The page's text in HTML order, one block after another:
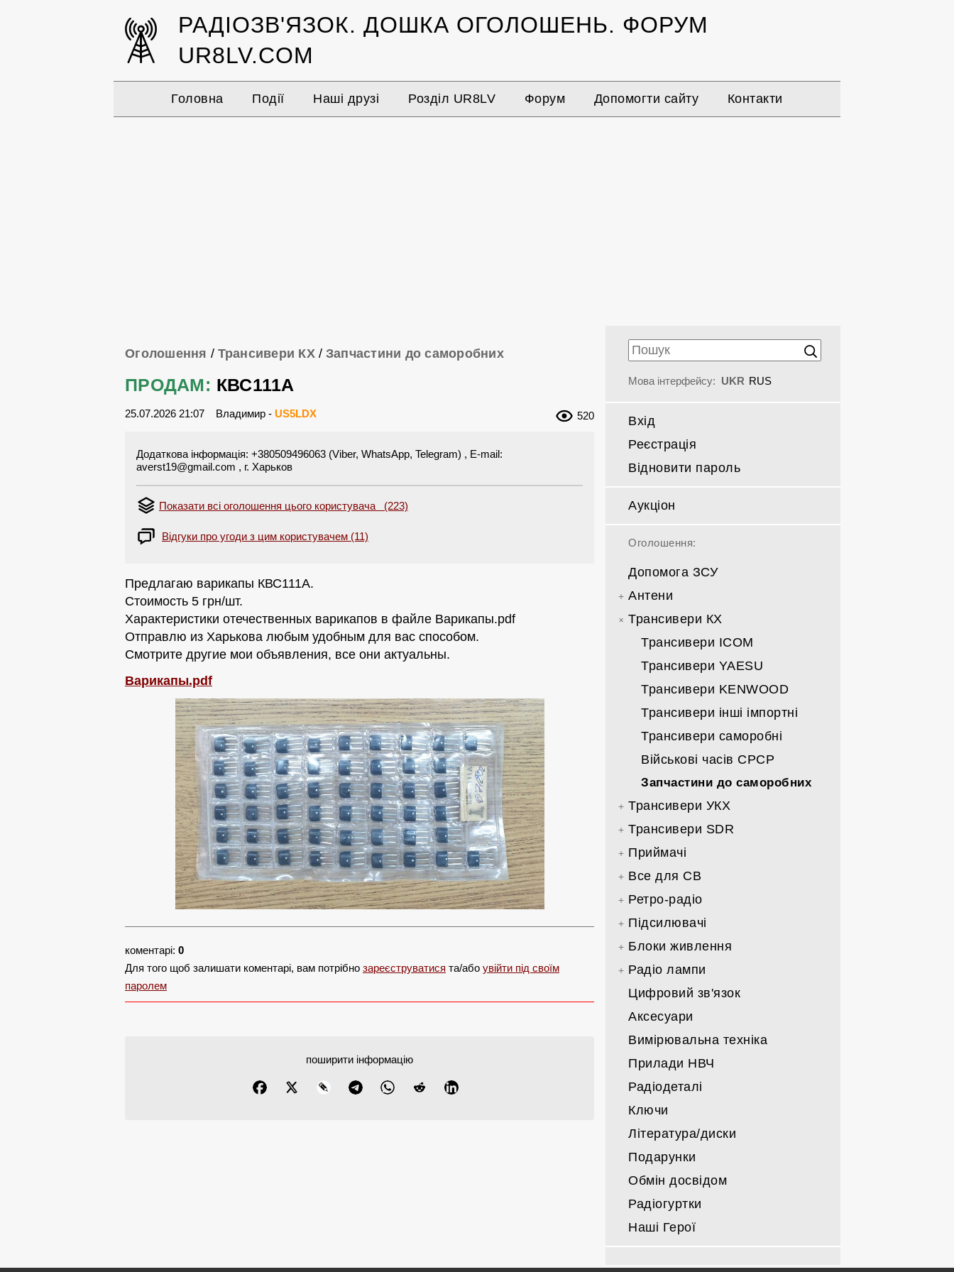
РАДІОЗВ'ЯЗОК. ДОШКА ОГОЛОШЕНЬ. ФОРУМ
UR8LV.COM
Головна Події Наші друзі Розділ UR8LV Форум Допомогти сайту Контакти
Оголошення / Трансивери КХ/ Запчастини до саморобних
ПРОДАМ: КВС111А
25.07.2026 21:07 Владимир - US5LDX 520
Додаткова інформація: +380509496063 (Viber, WhatsApp, Telegram) , E-mail:
averst19@gmail.com , г. Харьков
Показати всі оголошення цього користувача (223)
Відгуки про угоди з цим користувачем (11)
Предлагаю варикапы КВС111А.
Стоимость 5 грн/шт.
Характеристики отечественных варикапов в файле Варикапы.pdf
Отправлю из Харькова любым удобным для вас способом.
Смотрите другие мои объявления, все они актуальны.
Варикапы.pdf
коментарі: 0
Для того щоб залишати коментарі, вам потрібно зареєструватися та/або увійти під своїм
паролем
поширити інформацію
Мова інтерфейсу: UKR RUS
Вхід
Реєстрація
Відновити пароль
Аукціон
Оголошення:
Допомога ЗСУ
Антени
Спрямовані КВ
Спрямовані УКХ
Всі вертикали
Дротяні
Кабелі/щогли/поворотні
Трансивери КХ
Трансивери ICOM
Трансивери YAESU
Трансивери KENWOOD
Трансивери інші імпортні
Трансивери саморобні
Військові часів СРСР
Запчастини до саморобних
Трансивери УКХ
Трансивери MOTOROLA
Трансивери ICOM
Трансивери KENWOOD
Трансивери YAESU
Трансивери імпорт-інші
Трансивери СРСР
Трансивери саморобні
Трансивери SDR
Трансивери
Карти та запчастини до SDR
Приймачі
Військові часів СРСР
Імпортні
Набори
Все для СВ
Станції СВ
Антени СВ
Гаджети СВ
Ретро-радіо
Військові
Побутові
Решта
Підсилювачі
Підсилювачі заводські КХ/УКХ/
військовкі
Підсилювачі саморобні КХ/УКХ
Деталі для підсилювачів
Блоки живлення
Тільки блоки живлення
Компоненти блоків живлення
Радіо лампи
Радіо лампи Г/ГИ/ГМИ/ГС/ГУ
Інші радіо лампи
Цифровий зв'язок
Аксесуари
Вимірювальна техніка
Прилади НВЧ
Радіодеталі
Ключи
Література/диски
Подарунки
Обмін досвідом
Радіогуртки
Наші Герої